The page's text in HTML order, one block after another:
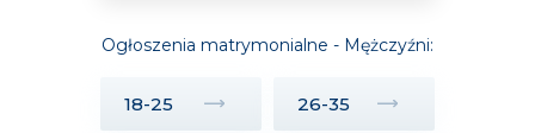
Ogłoszenia matrymonialne - Mężczyźni:
18-25 26-35